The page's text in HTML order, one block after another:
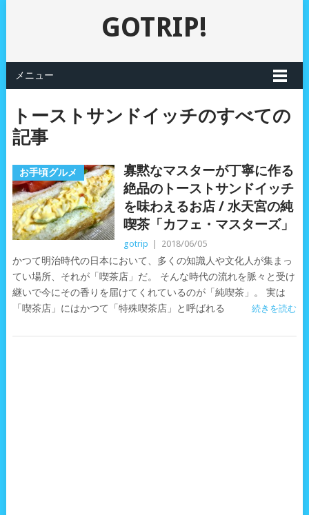
GOTRIP!
メニュー
トーストサンドイッチのすべての
記事
お手頃グルメ
寡黙なマスターが丁寧に作る
絶品のトーストサンドイッチ
を味わえるお店 / 水天宮の純
喫茶「カフェ・マスターズ」
gotrip 2018/06/05
かつて明治時代の日本において、多くの知識人や文化人が集まっ
てい場所、それが「喫茶店」だ。 そんな時代の流れを脈々と受け
継いで今にその香りを届けてくれているのが「純喫茶」。 実は
「喫茶店」にはかつて「特殊喫茶店」と呼ばれる
続きを読む